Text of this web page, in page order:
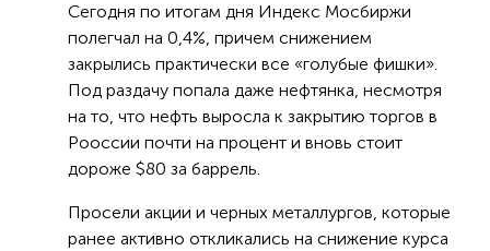
Сегодня по итогам дня Индекс Мосбиржи
полегчал на 0,4%, причем снижением
закрылись практически все «голубые фишки».
Под раздачу попала даже нефтянка, несмотря
на то, что нефть выросла к закрытию торгов в
Рооссии почти на процент и вновь стоит
дороже $80 за баррель.
Просели акции и черных металлургов, которые
ранее активно откликались на снижение курса